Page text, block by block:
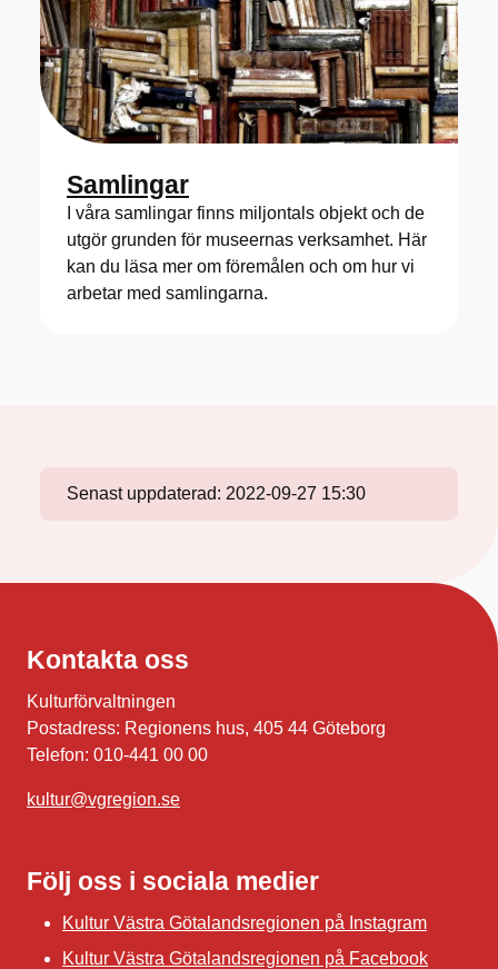
Samlingar
I våra samlingar finns miljontals objekt och de
utgör grunden för museernas verksamhet. Här
kan du läsa mer om föremålen och om hur vi
arbetar med samlingarna.
Senast uppdaterad: 2022-09-27 15:30
Kontakta oss
Kulturförvaltningen
Postadress: Regionens hus, 405 44 Göteborg
Telefon: 010-441 00 00
kultur@vgregion.se
Följ oss i sociala medier
Kultur Västra Götalandsregionen på Instagram
Kultur Västra Götalandsregionen på Facebook